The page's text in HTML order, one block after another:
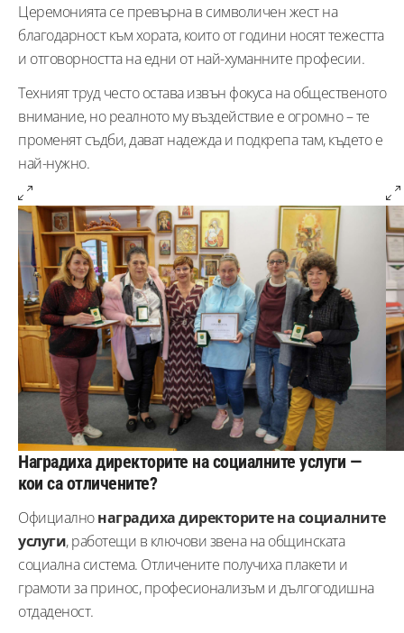
Церемонията се превърна в символичен жест на
благодарност към хората, които от години носят тежестта
и отговорността на едни от най-хуманните професии.
Техният труд често остава извън фокуса на общественото
внимание, но реалното му въздействие е огромно – те
променят съдби, дават надежда и подкрепа там, където е
най-нужно.
Наградиха директорите на социалните услуги —
кои са отличените?
Официалнонаградиха директорите на социалните
услуги, работещи в ключови звена на общинската
социална система. Отличените получиха плакети и
грамоти за принос, професионализъм и дългогодишна
отдаденост.